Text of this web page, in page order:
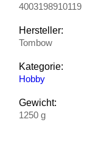
4003198910119
Hersteller:
Tombow
Kategorie:
Hobby
Gewicht:
1250 g